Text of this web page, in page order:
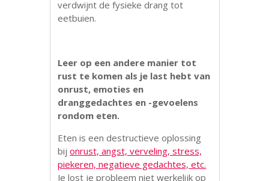
verdwijnt de fysieke drang tot
eetbuien.
Leer op een andere manier tot
rust te komen als je last hebt van
onrust, emoties en
dranggedachtes en -gevoelens
rondom eten.
Eten is een destructieve oplossing
bijonrust, angst, verveling, stress,
piekeren, negatieve gedachtes, etc.
Je lost je probleem niet werkelijk op